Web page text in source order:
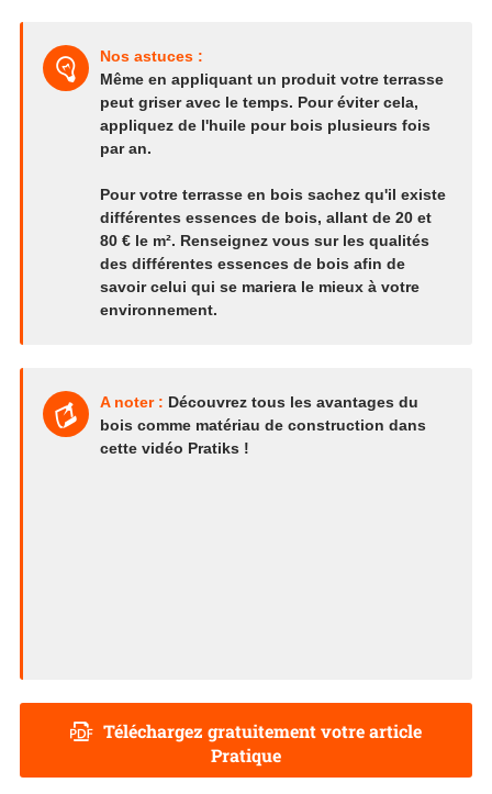
Nos astuces :
Même en appliquant un produit votre terrasse
peut griser avec le temps. Pour éviter cela,
appliquez de l'huile pour bois plusieurs fois
par an.
Pour votre terrasse en bois sachez qu'il existe
différentes essences de bois, allant de 20 et
80 € le m². Renseignez vous sur les qualités
des différentes essences de bois afin de
savoir celui qui se mariera le mieux à votre
environnement.
A noter : Découvrez tous les avantages du
bois comme matériau de construction dans
cette vidéo Pratiks !
Téléchargez gratuitement votre article
Pratique